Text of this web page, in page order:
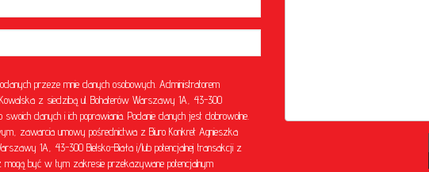
przeze mnie danych osobowych. Administratorem
z siedzibą ul. Bohaterów Warszawy 1A, 43-300
danych i ich poprawiania. Podanie danych jest dobrowolne.
zawarcia umowy pośrednictwa z Biuro Konkret Agnieszka
1A, 43-300 Bielsko-Biała i/lub potencjalnej transakcji z
mogą być w tym zakresie przekazywane potencjalnym